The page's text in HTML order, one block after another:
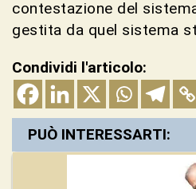
contestazione del
gestita da quel sistema
Condividi l'articolo:
PUÒ INTERESSARTI: